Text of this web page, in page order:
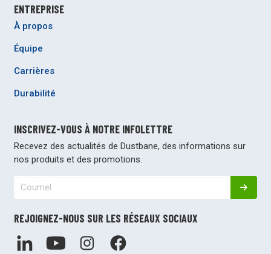
ENTREPRISE
À propos
Équipe
Carrières
Durabilité
INSCRIVEZ-VOUS À NOTRE INFOLETTRE
Recevez des actualités de Dustbane, des informations sur
nos produits et des promotions.
REJOIGNEZ-NOUS SUR LES RÉSEAUX SOCIAUX